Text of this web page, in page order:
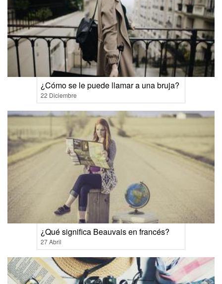
¿Cómo se le puede llamar a una bruja?
22 Diciembre
¿Qué significa Beauvais en francés?
27 Abril